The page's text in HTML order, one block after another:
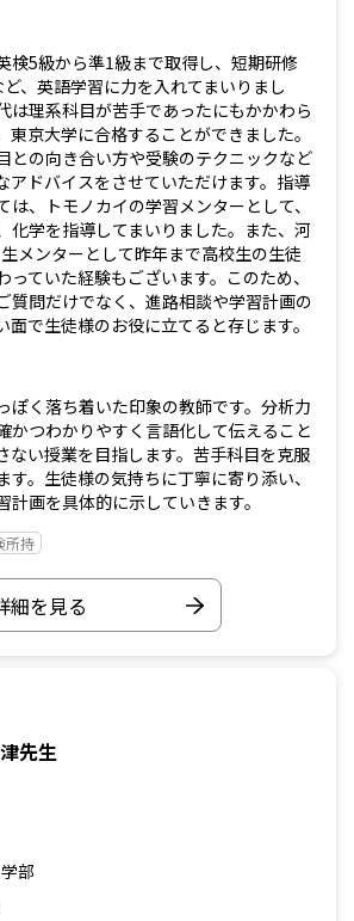
検5級から準1級まで取得し、短期研修
、英語学習に力を入れてまいりまし
は理系科目が苦手であったにもかかわら
東京大学に合格することができました。
との向き合い方や受験のテクニックなど
アドバイスをさせていただけます。指導
は、トモノカイの学習メンターとして、
化学を指導してまいりました。また、河
メンターとして昨年まで高校生の生徒
っていた経験もございます。このため、
質問だけでなく、進路相談や学習計画の
面で生徒様のお役に立てると存じます。
ぽく落ち着いた印象の教師です。分析力
かつわかりやすく言語化して伝えること
ない授業を目指します。苦手科目を克服
す。生徒様の気持ちに丁寧に寄り添い、
計画を具体的に示していきます。
所持
細を見る
先生
部